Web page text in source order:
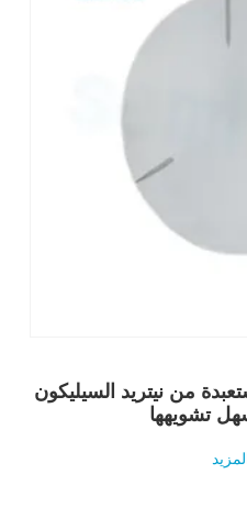
من نيتريد السيليكون
تشويهها